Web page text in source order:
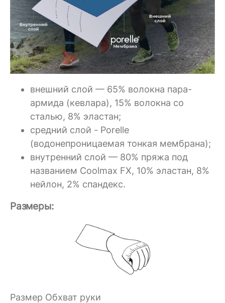
внешний слой — 65% волокна пара-
армида (кевлара), 15% волокна со
сталью, 8% эластан;
средний слой - Porelle
(водонепроницаемая тонкая мембрана);
внутренний слой — 80% пряжа под
названием Coolmax FX, 10% эластан, 8%
нейлон, 2% спандекс.
Размеры:
Размер Обхват руки